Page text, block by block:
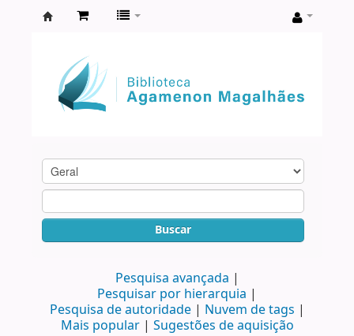
Agamenon
Magalhães
Buscar
Pesquisa avançada
Pesquisar por hierarquia
Pesquisa de autoridade
Nuvem de tags
Mais popular
Sugestões de aquisição